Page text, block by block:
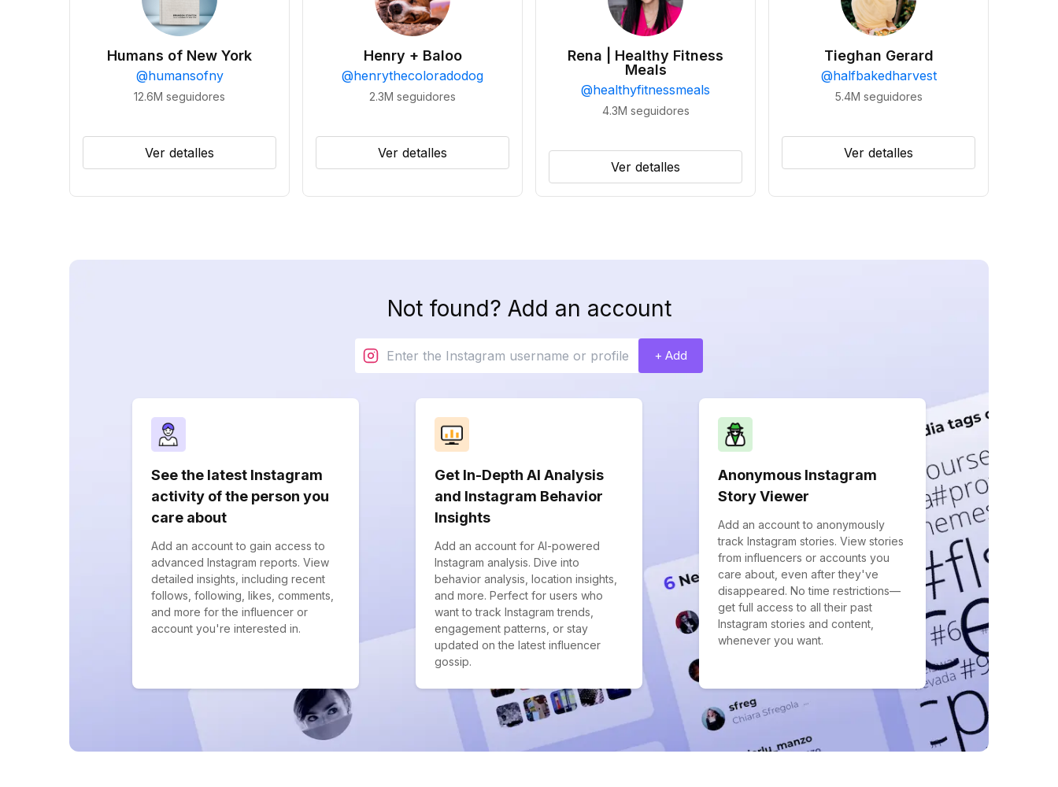
Humans of New York
@humansofny
12.6M seguidores
Ver detalles
Henry + Baloo
@henrythecoloradodog
2.3M seguidores
Ver detalles
Rena | Healthy Fitness
Meals
@healthyfitnessmeals
4.3M seguidores
Ver detalles
Tieghan Gerard
@halfbakedharvest
5.4M seguidores
Ver detalles
Not found? Add an account
+ Add
See the latest Instagram
activity of the person you
care about
Add an account to gain access to
advanced Instagram reports. View
detailed insights, including recent
follows, following, likes, comments,
and more for the influencer or
account you're interested in.
Get In-Depth AI Analysis
and Instagram Behavior
Insights
Add an account for AI-powered
Instagram analysis. Dive into
behavior analysis, location insights,
and more. Perfect for users who
want to track Instagram trends,
engagement patterns, or stay
updated on the latest influencer
gossip.
Anonymous Instagram
Story Viewer
Add an account to anonymously
track Instagram stories. View stories
from influencers or accounts you
care about, even after they've
disappeared. No time restrictions—
get full access to all their past
Instagram stories and content,
whenever you want.